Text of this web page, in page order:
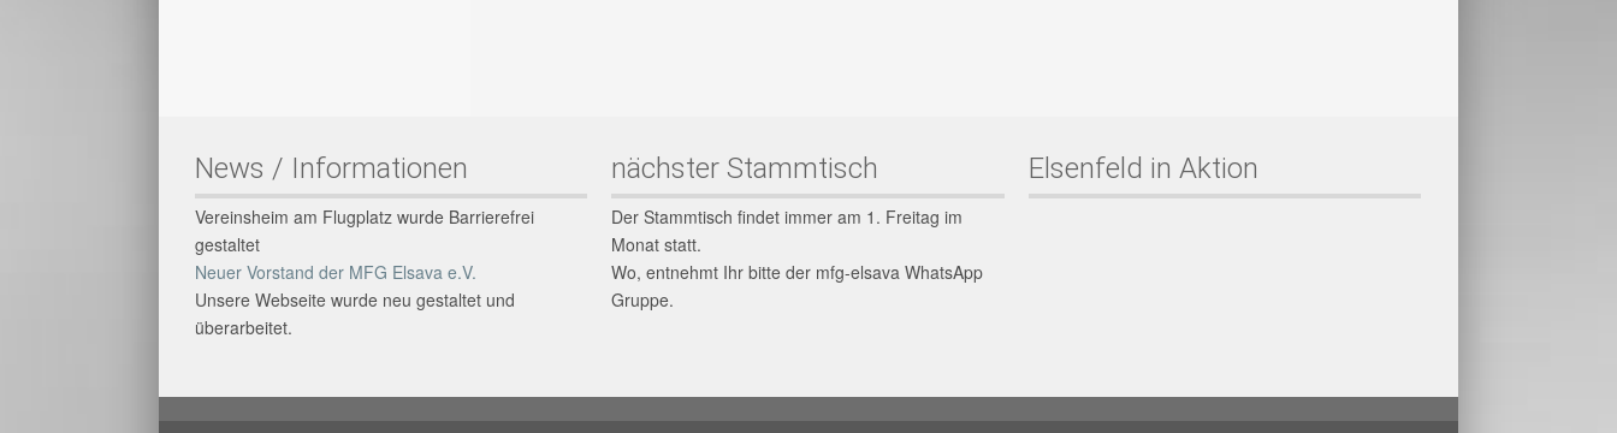
News / Informationen
Vereinsheim am Flugplatz wurde Barrierefrei
gestaltet
Neuer Vorstand der MFG Elsava e.V.
Unsere Webseite wurde neu gestaltet und
überarbeitet.
nächster Stammtisch
Der Stammtisch findet immer am 1. Freitag im
Monat statt.
Wo, entnehmt Ihr bitte der mfg-elsava WhatsApp
Gruppe.
Elsenfeld in Aktion